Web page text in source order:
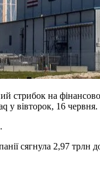
стрибок на
у вівторок, 16 червня.
.
сягнула 2,97